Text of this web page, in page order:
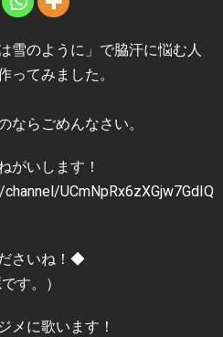
雪のように」で脇汗に悩む人
ってみました。
ならごめんなさい。
がいします！
UCmNpRx6zXGjw7GdIQ
さいね！◆
す。）
メに歌います！